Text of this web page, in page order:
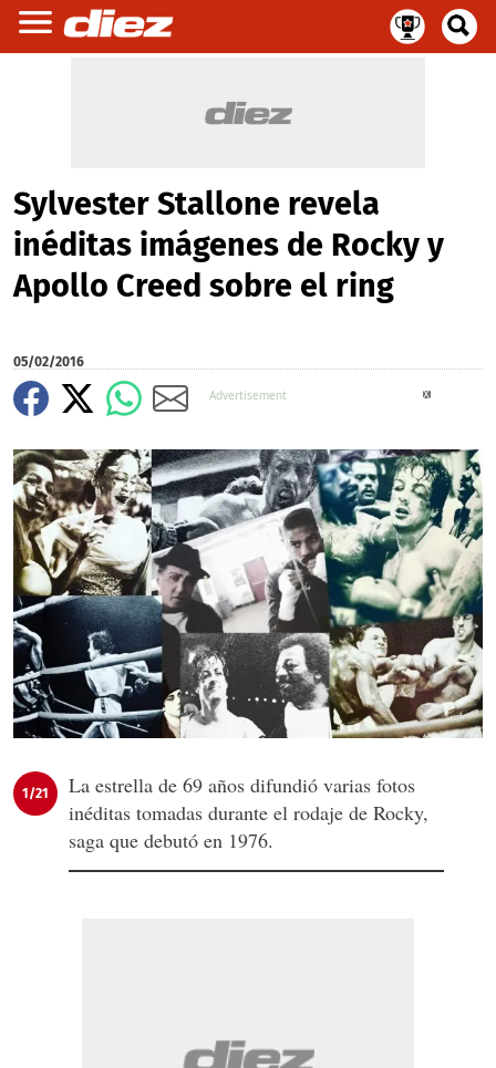
Sylvester Stallone revela
inéditas imágenes de Rocky y
Apollo Creed sobre el ring
05/02/2016
1/21
La estrella de 69 años difundió varias fotos
inéditas tomadas durante el rodaje de Rocky,
saga que debutó en 1976.
X